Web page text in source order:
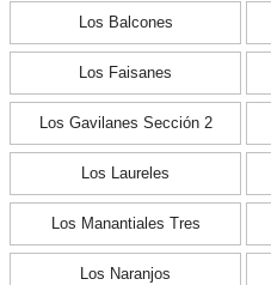
Los Balcones
Los Faisanes
Los Gavilanes Sección 2
Los Laureles
Los Manantiales Tres
Los Naranjos